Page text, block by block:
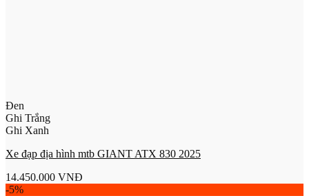
Đen
Ghi Trắng
Ghi Xanh
Xe đạp địa hình mtb GIANT ATX 830 2025
14.450.000 VNĐ
-5%